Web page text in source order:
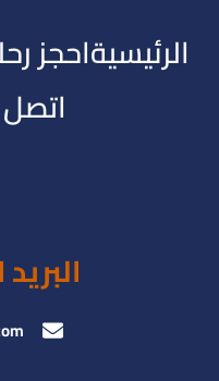
الرئيسيةاحجز
اتصل